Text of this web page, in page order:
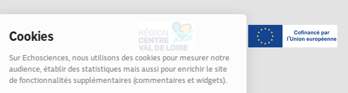
Cookies
Sur Echosciences, nous utilisons des cookies pour mesurer notre
audience, établir des statistiques mais aussi pour enrichir le site
de fonctionnalités supplémentaires (commentaires et widgets).